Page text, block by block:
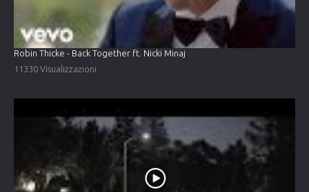
Robin Thicke - Back Together ft. Nicki Minaj
11330 Visualizzazioni